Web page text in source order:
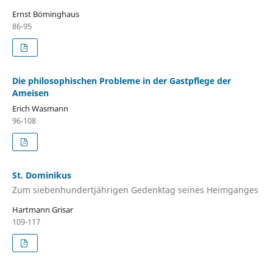
Ernst Böminghaus
86-95
Die philosophischen Probleme in der Gastpflege der
Ameisen
Erich Wasmann
96-108
St. Dominikus
Zum siebenhundertjährigen Gedenktag seines Heimganges
Hartmann Grisar
109-117